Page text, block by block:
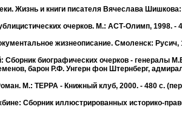
Жизнь и книги писателя Вячеслава
очерков. М.: АСТ-Олимп, 1998. -
жизнеописание. Смоленск: Русич,
биографических очерков - генералы
барон Р.Ф. Унгерн фон Штернберг,
М.: ТЕРРА - Книжный клуб, 2000. - 480 с.
Сборник иллюстрированных историко-